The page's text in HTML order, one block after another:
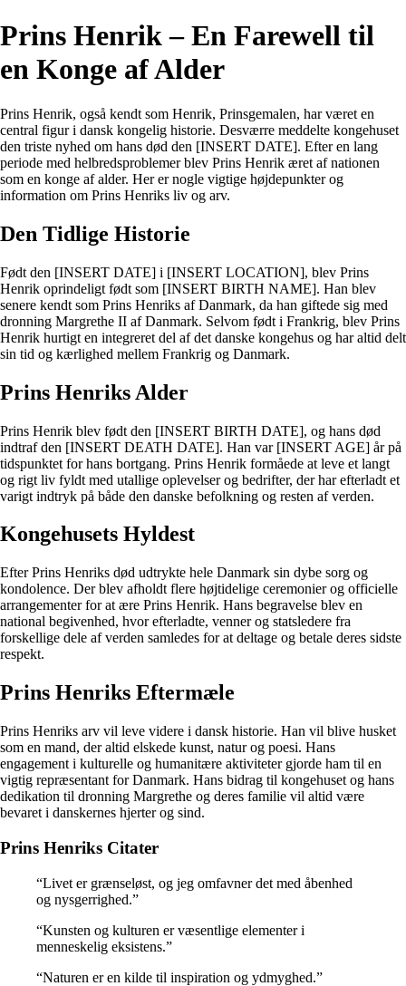
Prins Henrik – En Farewell til
en Konge af Alder
Prins Henrik, også kendt som Henrik, Prinsgemalen, har været en
central figur i dansk kongelig historie. Desværre meddelte kongehuset
den triste nyhed om hans død den [INSERT DATE]. Efter en lang
periode med helbredsproblemer blev Prins Henrik æret af nationen
som en konge af alder. Her er nogle vigtige højdepunkter og
information om Prins Henriks liv og arv.
Den Tidlige Historie
Født den [INSERT DATE] i [INSERT LOCATION], blev Prins
Henrik oprindeligt født som [INSERT BIRTH NAME]. Han blev
senere kendt som Prins Henriks af Danmark, da han giftede sig med
dronning Margrethe II af Danmark. Selvom født i Frankrig, blev Prins
Henrik hurtigt en integreret del af det danske kongehus og har altid delt
sin tid og kærlighed mellem Frankrig og Danmark.
Prins Henriks Alder
Prins Henrik blev født den [INSERT BIRTH DATE], og hans død
indtraf den [INSERT DEATH DATE]. Han var [INSERT AGE] år på
tidspunktet for hans bortgang. Prins Henrik formåede at leve et langt
og rigt liv fyldt med utallige oplevelser og bedrifter, der har efterladt et
varigt indtryk på både den danske befolkning og resten af ​​verden.
Kongehusets Hyldest
Efter Prins Henriks død udtrykte hele Danmark sin dybe sorg og
kondolence. Der blev afholdt flere højtidelige ceremonier og officielle
arrangementer for at ære Prins Henrik. Hans begravelse blev en
national begivenhed, hvor efterladte, venner og statsledere fra
forskellige dele af verden samledes for at deltage og betale deres sidste
respekt.
Prins Henriks Eftermæle
Prins Henriks arv vil leve videre i dansk historie. Han vil blive husket
som en mand, der altid elskede kunst, natur og poesi. Hans
engagement i kulturelle og humanitære aktiviteter gjorde ham til en
vigtig repræsentant for Danmark. Hans bidrag til kongehuset og hans
dedikation til dronning Margrethe og deres familie vil altid være
bevaret i danskernes hjerter og sind.
Prins Henriks Citater
“Livet er grænseløst, og jeg omfavner det med åbenhed
og nysgerrighed.”
“Kunsten og kulturen er væsentlige elementer i
menneskelig eksistens.”
“Naturen er en kilde til inspiration og ydmyghed.”